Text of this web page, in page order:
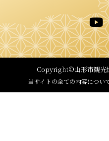
Copyright©山形市観光
当サイトの全ての内容につい